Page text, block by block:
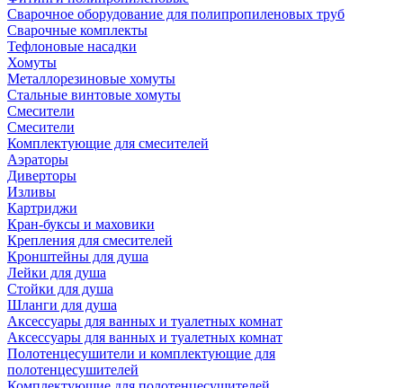
Сварочное оборудование для полипропиленовых труб
Сварочные комплекты
Тефлоновые насадки
Хомуты
Металлорезиновые хомуты
Стальные винтовые хомуты
Смесители
Смесители
Комплектующие для смесителей
Аэраторы
Диверторы
Изливы
Картриджи
Кран-буксы и маховики
Крепления для смесителей
Кронштейны для душа
Лейки для душа
Стойки для душа
Шланги для душа
Аксессуары для ванных и туалетных комнат
Аксессуары для ванных и туалетных комнат
Полотенцесушители и комплектующие для
полотенцесушителей